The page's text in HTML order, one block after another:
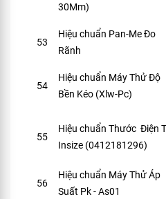
30Mm)
53
Hiệu chuẩn Pan-Me Đo
Rãnh
54
Hiệu chuẩn Máy Thử Độ
Bền Kéo (Xlw-Pc)
55
Hiệu chuẩn Thước Điện
Insize (0412181296)
56
Hiệu chuẩn Máy Thử Áp
Suất Pk - As01